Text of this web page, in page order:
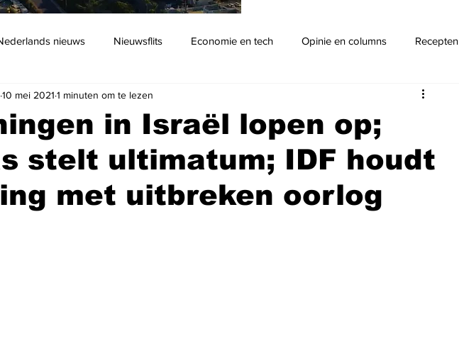
nieuws Nieuwsflits Economie en tech Opinie en columns Recepten
Podcast
in Israël lopen op;
stelt ultimatum; IDF houdt
met uitbreken oorlog
10 mei 2021 1 minuten om te lezen